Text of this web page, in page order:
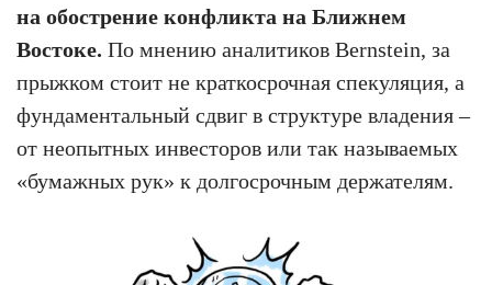
на обострение конфликта на Ближнем
Востоке. По мнению аналитиков Bernstein, за
прыжком стоит не краткосрочная спекуляция, а
фундаментальный сдвиг в структуре владения –
от неопытных инвесторов или так называемых
«бумажных рук» к долгосрочным держателям.